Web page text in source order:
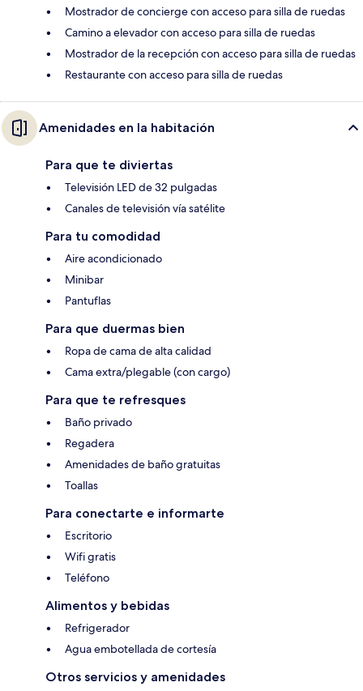
Mostrador de concierge con acceso para silla de ruedas
Camino a elevador con acceso para silla de ruedas
Mostrador de la recepción con acceso para silla de ruedas
Restaurante con acceso para silla de ruedas
Amenidades en la habitación
Para que te diviertas
Televisión LED de 32 pulgadas
Canales de televisión vía satélite
Para tu comodidad
Aire acondicionado
Minibar
Pantuflas
Para que duermas bien
Ropa de cama de alta calidad
Cama extra/plegable (con cargo)
Para que te refresques
Baño privado
Regadera
Amenidades de baño gratuitas
Toallas
Para conectarte e informarte
Escritorio
Wifi gratis
Teléfono
Alimentos y bebidas
Refrigerador
Agua embotellada de cortesía
Otros servicios y amenidades